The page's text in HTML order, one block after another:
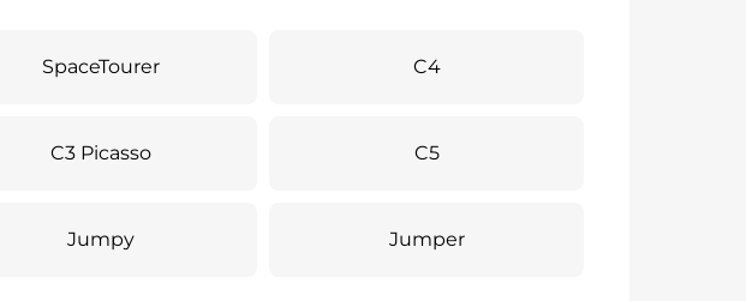
SpaceTourer C4
C3 Picasso C5
Jumpy Jumper